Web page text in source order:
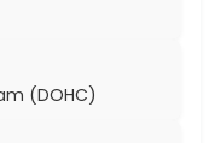
(DOHC)